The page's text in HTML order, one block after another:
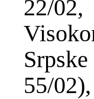
22/
55/02),